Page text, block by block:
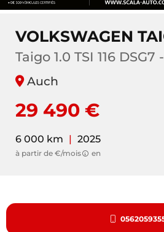
VOLKSWAGEN
Taigo 1.0 TSI 116
Auch
29 490 €
6 000 km | 2025
à partir de €/mois en